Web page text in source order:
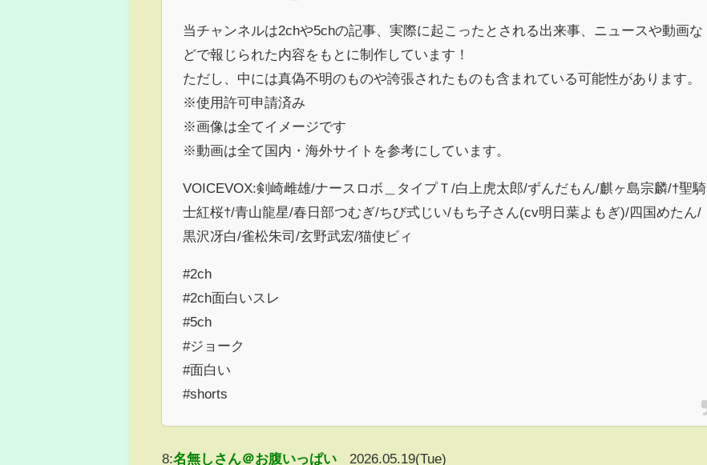
当チャンネルは2chや5chの記事、実際に起こったとされる出来事、ニュースや動画な
どで報じられた内容をもとに制作しています！
ただし、中には真偽不明のものや誇張されたものも含まれている可能性があります。
※使用許可申請済み
※画像は全てイメージです
※動画は全て国内・海外サイトを参考にしています。
VOICEVOX:剣崎雌雄/ナースロボ＿タイプＴ/白上虎太郎/ずんだもん/麒ヶ島宗麟/†聖騎
士紅桜†/青山龍星/春日部つむぎ/ちび式じい/もち子さん(cv明日葉よもぎ)/四国めたん/
黒沢冴白/雀松朱司/玄野武宏/猫使ビィ
#2ch
#2ch面白いスレ
#5ch
#ジョーク
#面白い
#shorts
8:名無しさん＠お腹いっぱい 2026.05.19(Tue)